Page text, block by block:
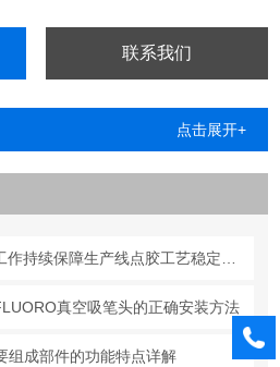
联系我们
点击展开+
落实点胶机常态化维护工作持续保障生产线点胶工艺稳定合规
真空吸笔头的正确安装方法
组成部件的功能特点详解